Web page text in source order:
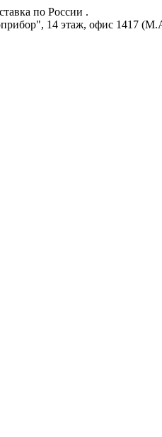
по России .
14 этаж, офис 1417